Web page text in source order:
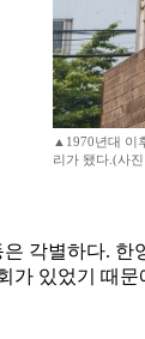
▲1970년대 이
리가 됐다.(사
각별하다.
가 있었기 때문